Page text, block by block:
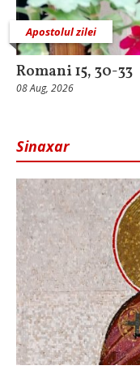
Apostolul zilei
Romani 15, 30-33
08 Aug, 2026
Sinaxar